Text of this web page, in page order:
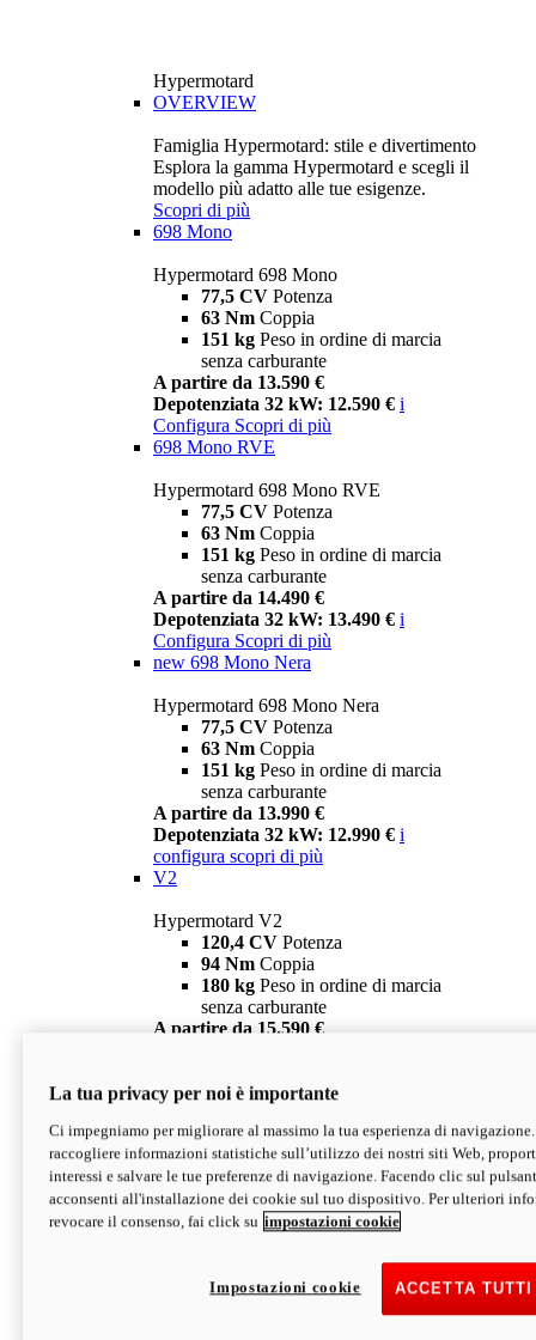
Hypermotard
OVERVIEW
Famiglia Hypermotard: stile e divertimento
Esplora la gamma Hypermotard e scegli il
modello più adatto alle tue esigenze.
Scopri di più
698 Mono
Hypermotard 698 Mono
77,5 CV Potenza
63 Nm Coppia
151 kg Peso in ordine di marcia
senza carburante
A partire da 13.590 €
Depotenziata 32 kW: 12.590 € i
Configura Scopri di più
698 Mono RVE
Hypermotard 698 Mono RVE
77,5 CV Potenza
63 Nm Coppia
151 kg Peso in ordine di marcia
senza carburante
A partire da 14.490 €
Depotenziata 32 kW: 13.490 € i
Configura Scopri di più
new 698 Mono Nera
Hypermotard 698 Mono Nera
77,5 CV Potenza
63 Nm Coppia
151 kg Peso in ordine di marcia
senza carburante
A partire da 13.990 €
Depotenziata 32 kW: 12.990 € i
configura scopri di più
V2
Hypermotard V2
120,4 CV Potenza
94 Nm Coppia
180 kg Peso in ordine di marcia
senza carburante
A partire da 15.590 €
V2 SP
Hypermotard V2 SP
120,4 CVPotenza
94 NmCoppia
177 kgPeso in ordine di marcia
senza carburante
Depotenziata 35 kW: 18.890 € i
configura scopri di più
La tua privacy per noi è importante
Ci impegniamo per migliorare al massimo la tua esperienza di
raccogliere informazioni statistiche sull’utilizzo dei nostri siti Web,
interessi e salvare le tue preferenze di navigazione. Facendo clic sul
acconsenti all'installazione dei cookie sul tuo dispositivo. Per ulteriori
revocare il consenso, fai click su impostazioni cookie
ACCETTA
Impostazioni cookie